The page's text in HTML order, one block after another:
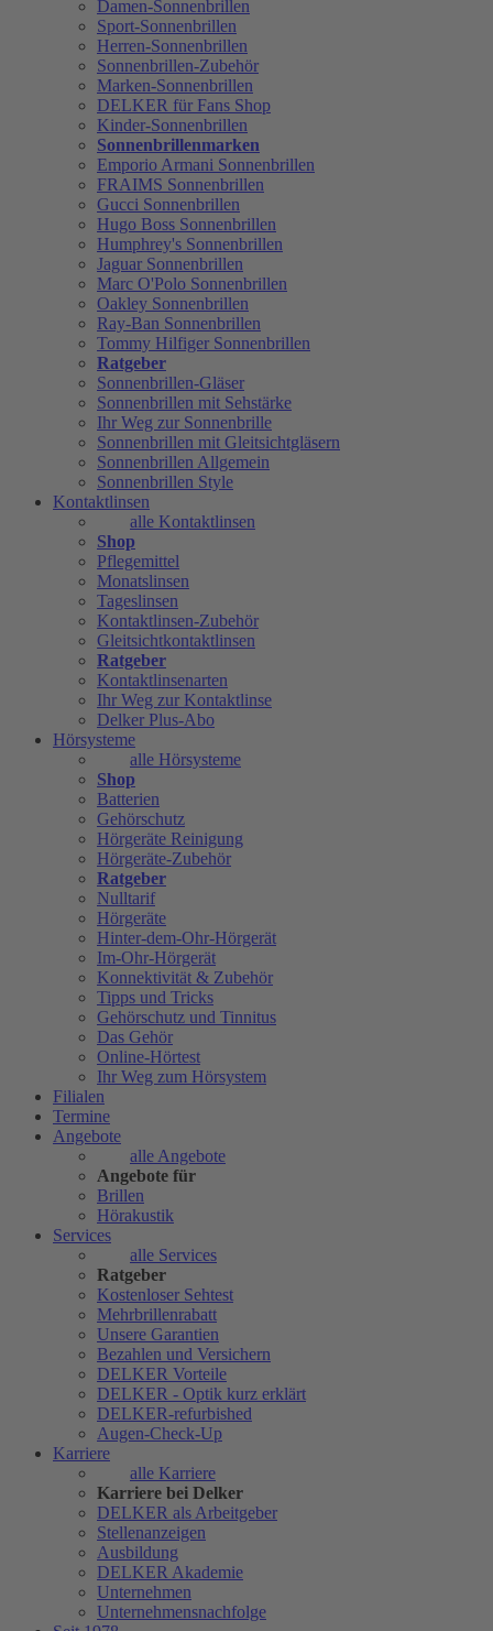
Damen-Sonnenbrillen
Sport-Sonnenbrillen
Herren-Sonnenbrillen
Sonnenbrillen-Zubehör
Marken-Sonnenbrillen
DELKER für Fans Shop
Kinder-Sonnenbrillen
Sonnenbrillenmarken
Emporio Armani Sonnenbrillen
FRAIMS Sonnenbrillen
Gucci Sonnenbrillen
Hugo Boss Sonnenbrillen
Humphrey's Sonnenbrillen
Jaguar Sonnenbrillen
Marc O'Polo Sonnenbrillen
Oakley Sonnenbrillen
Ray-Ban Sonnenbrillen
Tommy Hilfiger Sonnenbrillen
Ratgeber
Sonnenbrillen-Gläser
Sonnenbrillen mit Sehstärke
Ihr Weg zur Sonnenbrille
Sonnenbrillen mit Gleitsichtgläsern
Sonnenbrillen Allgemein
Sonnenbrillen Style
Kontaktlinsen
alle Kontaktlinsen
Shop
Pflegemittel
Monatslinsen
Tageslinsen
Kontaktlinsen-Zubehör
Gleitsichtkontaktlinsen
Ratgeber
Kontaktlinsenarten
Ihr Weg zur Kontaktlinse
Delker Plus-Abo
Hörsysteme
alle Hörsysteme
Shop
Batterien
Gehörschutz
Hörgeräte Reinigung
Hörgeräte-Zubehör
Ratgeber
Nulltarif
Hörgeräte
Hinter-dem-Ohr-Hörgerät
Im-Ohr-Hörgerät
Konnektivität & Zubehör
Tipps und Tricks
Gehörschutz und Tinnitus
Das Gehör
Online-Hörtest
Ihr Weg zum Hörsystem
Filialen
Termine
Angebote
alle Angebote
Angebote für
Brillen
Hörakustik
Services
alle Services
Ratgeber
Kostenloser Sehtest
Mehrbrillenrabatt
Unsere Garantien
Bezahlen und Versichern
DELKER Vorteile
DELKER - Optik kurz erklärt
DELKER-refurbished
Augen-Check-Up
Karriere
alle Karriere
Karriere bei Delker
DELKER als Arbeitgeber
Stellenanzeigen
Ausbildung
DELKER Akademie
Unternehmen
Unternehmensnachfolge